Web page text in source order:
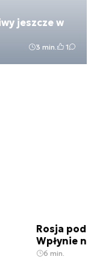
jeszcze w
3 min. 1
Rosja
Wpłynie
6 min.